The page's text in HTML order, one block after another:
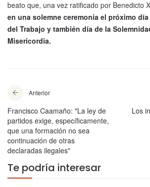
beato que, una vez ratificado por Benedicto
en una solemne ceremonia el próximo
del Trabajo y también día de la
Misericordia.
Anterior
Francisco Caamaño: "La ley de
partidos exige, específicamente,
que una formación no sea
continuación de otras
declaradas ilegales"
Los
Te podría interesar